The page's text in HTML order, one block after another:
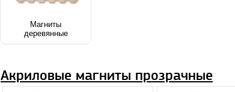
Магниты
деревянные
Акриловые магниты прозрачные